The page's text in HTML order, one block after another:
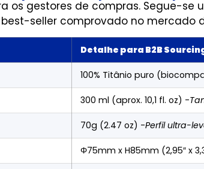
os gestores de compras. Segue-
seller comprovado no mercado
Detalhe para B2B
100% Titânio puro
300 ml (aprox. 10,1 fl. oz) -
70g (2.47 oz) -Perfil ultra-
Φ75mm x H85mm (2,95″ x